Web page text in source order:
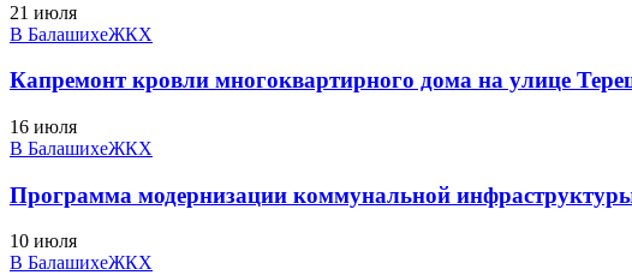
21 июля
В БалашихеЖКХ
Капремонт кровли многоквартирного дома на улице
16 июля
В БалашихеЖКХ
Программа модернизации коммунальной
10 июля
В БалашихеЖКХ